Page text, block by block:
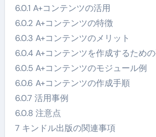
6.0.1 A+コンテンツの活用
6.0.2 A+コンテンツの特徴
6.0.3 A+コンテンツのメリット
6.0.4 A+コンテンツを作成するため
6.0.5 A+コンテンツのモジュール例
6.0.6 A+コンテンツの作成手順
6.0.7 活用事例
6.0.8 注意点
7 キンドル出版の関連事項